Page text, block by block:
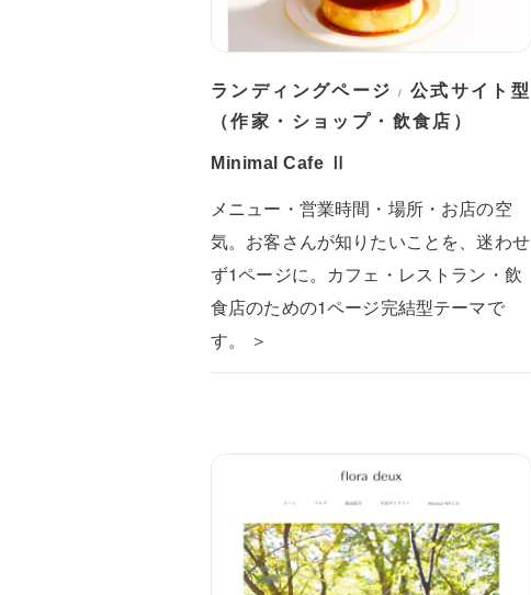
ランディングページ / 公式サイト型
（作家・ショップ・飲食店）
Minimal Cafe Ⅱ
メニュー・営業時間・場所・お店の空
気。お客さんが知りたいことを、迷わせ
ず1ページに。カフェ・レストラン・飲
食店のための1ページ完結型テーマで
す。 ＞